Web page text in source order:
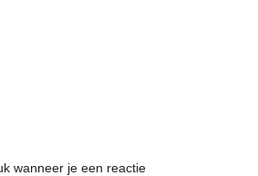
wanneer je een reactie